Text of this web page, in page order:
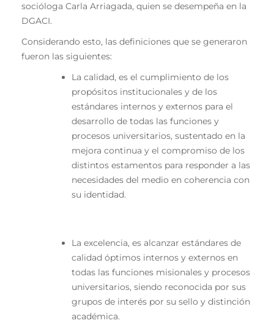
socióloga Carla Arriagada, quien se desempeña en la
DGACI.
Considerando esto, las definiciones que se generaron
fueron las siguientes:
La calidad, es el cumplimiento de los
propósitos institucionales y de los
estándares internos y externos para el
desarrollo de todas las funciones y
procesos universitarios, sustentado en la
mejora continua y el compromiso de los
distintos estamentos para responder a las
necesidades del medio en coherencia con
su identidad.
La excelencia, es alcanzar estándares de
calidad óptimos internos y externos en
todas las funciones misionales y procesos
universitarios, siendo reconocida por sus
grupos de interés por su sello y distinción
académica.